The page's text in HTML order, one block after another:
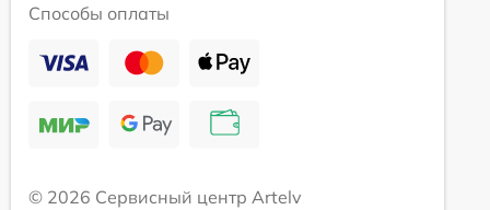
Способы оплаты
© 2026 Сервисный центр Artelv